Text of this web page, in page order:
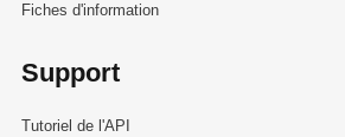
Fiches d'information
Support
Tutoriel de l'API